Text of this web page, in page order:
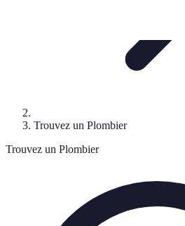
Trouvez un Plombier
Trouvez un Plombier